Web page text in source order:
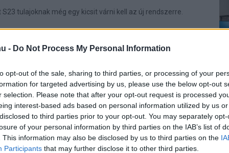
- Do Not Process My Personal Information
opt-out of the sale, sharing to third parties, or processing of your
for targeted advertising by us, please use the below opt-out
selection. Please note that after your opt-out request is processed
interest-based ads based on personal information utilized by us
to third parties prior to your opt-out. You may separately
of your personal information by third parties on the IAB’s list of
This information may also be disclosed by us to third parties on the
Participants that may further disclose it to other third parties.
tulajoknak még egy kicsit várni kell az új rendszerre.
One UI 8 a Galaxy
és fejlettebb biztonsággal teszi
mindennapokat.
megkaphatják a One UI 8-